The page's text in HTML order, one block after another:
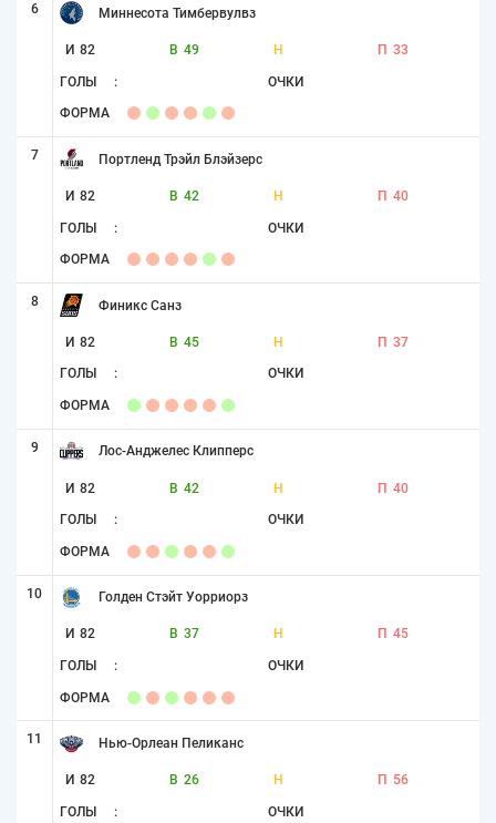
6 Миннесота Тимбервулвз
И 82 В 49 Н П 33
ГОЛЫ : ОЧКИ
ФОРМА
7 Портленд Трэйл Блэйзерс
И 82 В 42 Н П 40
ГОЛЫ : ОЧКИ
ФОРМА
8 Финикс Санз
И 82 В 45 Н П 37
ГОЛЫ : ОЧКИ
ФОРМА
9 Лос-Анджелес Клипперс
И 82 В 42 Н П 40
ГОЛЫ : ОЧКИ
ФОРМА
10 Голден Стэйт Уорриорз
И 82 В 37 Н П 45
ГОЛЫ : ОЧКИ
ФОРМА
11 Нью-Орлеан Пеликанс
И 82 В 26 Н П 56
ГОЛЫ : ОЧКИ